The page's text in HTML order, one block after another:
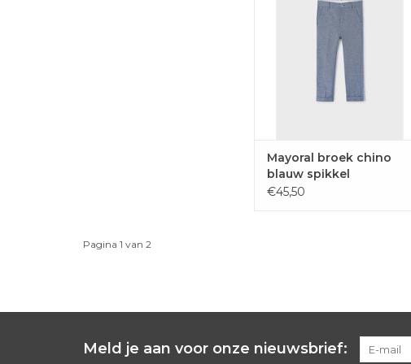
voor communie of lentefeest.
TOEVOEGEN AAN
WINKELWAGEN
Mayoral broek chino
blauw spikkel
€45,50
Pagina 1 van 2
Meld je aan voor onze nieuwsbrief: